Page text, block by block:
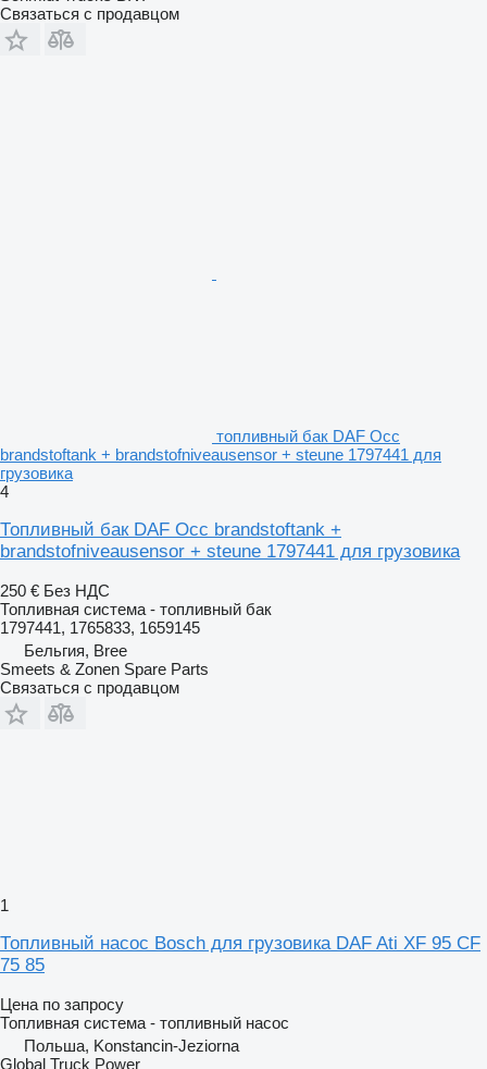
Связаться с продавцом
топливный бак DAF Occ
brandstoftank + brandstofniveausensor + steune 1797441 для
грузовика
4
Топливный бак DAF Occ brandstoftank +
brandstofniveausensor + steune 1797441 для грузовика
250 € Без НДС
Топливная система - топливный бак
1797441, 1765833, 1659145
Бельгия, Bree
Smeets & Zonen Spare Parts
Связаться с продавцом
1
Топливный насос Bosch для грузовика DAF Ati XF 95 CF
75 85
Цена по запросу
Топливная система - топливный насос
Польша, Konstancin-Jeziorna
Global Truck Power